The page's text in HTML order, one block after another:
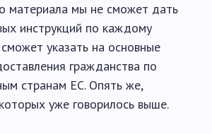
материала мы не сможет дать
инструкций по каждому
сможет указать на основные
гражданства по
странам ЕС. Опять же,
уже говорилось выше.